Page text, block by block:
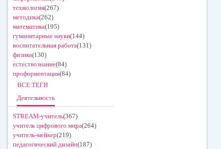
технология(267)
методика(262)
математика(195)
гуманитарные науки(144)
воспитательная работа(131)
физика(130)
естествознание(84)
профориентация(84)
ВСЕ ТЕГИ
Деятельность
STREAM-учитель(367)
учитель цифрового мира(264)
учитель-мейкер(219)
педагогический дизайн(187)